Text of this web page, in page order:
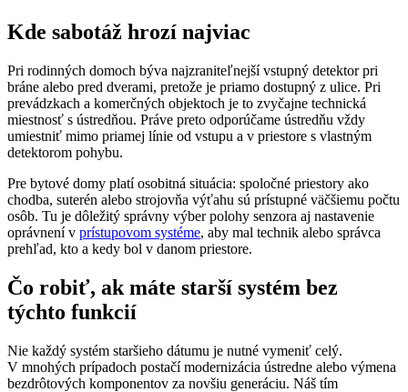
Kde sabotáž hrozí najviac
Pri rodinných domoch býva najzraniteľnejší vstupný detektor pri
bráne alebo pred dverami, pretože je priamo dostupný z ulice. Pri
prevádzkach a komerčných objektoch je to zvyčajne technická
miestnosť s ústredňou. Práve preto odporúčame ústredňu vždy
umiestniť mimo priamej línie od vstupu a v priestore s vlastným
detektorom pohybu.
Pre bytové domy platí osobitná situácia: spoločné priestory ako
chodba, suterén alebo strojovňa výťahu sú prístupné väčšiemu počtu
osôb. Tu je dôležitý správny výber polohy senzora aj nastavenie
oprávnení v prístupovom systéme, aby mal technik alebo správca
prehľad, kto a kedy bol v danom priestore.
Čo robiť, ak máte starší systém bez
týchto funkcií
Nie každý systém staršieho dátumu je nutné vymeniť celý.
V mnohých prípadoch postačí modernizácia ústredne alebo výmena
bezdrôtových komponentov za novšiu generáciu. Náš tím